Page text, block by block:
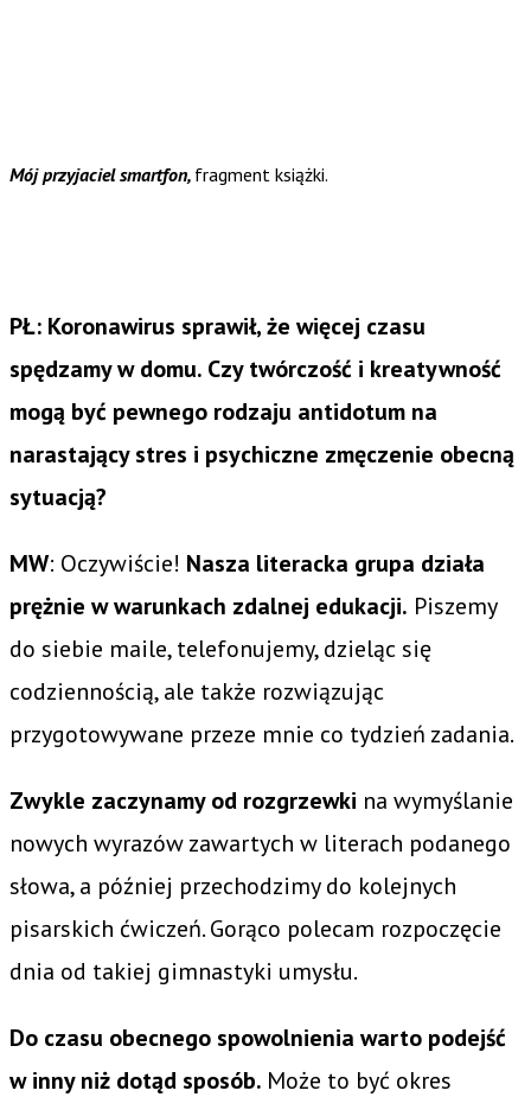
Mój przyjaciel smartfon, fragment książki.
PŁ: Koronawirus sprawił, że więcej czasu
spędzamy w domu. Czy twórczość i kreatywność
mogą być pewnego rodzaju antidotum na
narastający stres i psychiczne zmęczenie obecną
sytuacją?
MW: Oczywiście! Nasza literacka grupa działa
prężnie w warunkach zdalnej edukacji. Piszemy
do siebie maile, telefonujemy, dzieląc się
codziennością, ale także rozwiązując
przygotowywane przeze mnie co tydzień zadania.
Zwykle zaczynamy od rozgrzewki na wymyślanie
nowych wyrazów zawartych w literach podanego
słowa, a później przechodzimy do kolejnych
pisarskich ćwiczeń. Gorąco polecam rozpoczęcie
dnia od takiej gimnastyki umysłu.
Do czasu obecnego spowolnienia warto podejść
w inny niż dotąd sposób. Może to być okres